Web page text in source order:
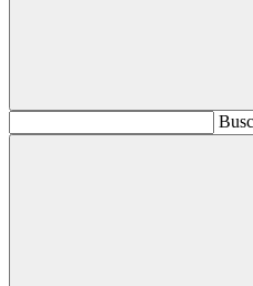
Buscar